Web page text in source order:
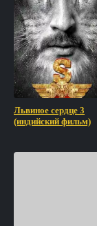
Львиное сердце 3
(индийский фильм)